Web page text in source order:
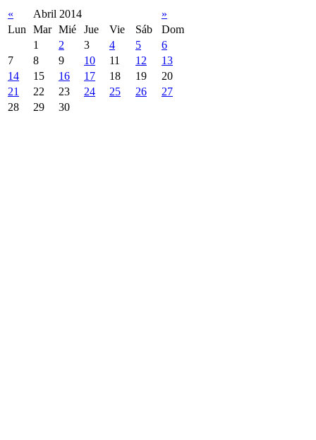
« Abril 2014
»
Lun
Mar Mié Jue Vie Sáb
Dom
1
2 3 4 5
6
7
8 9 10 11 12
13
14
15 16 17 18 19
20
21
22 23 24 25 26
27
28
29 30